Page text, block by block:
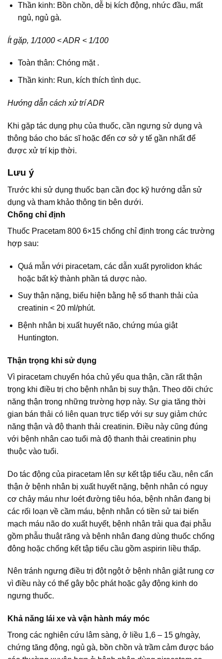
Thần kinh: Bồn chồn, dễ bị kích động, nhức đầu, mất
ngủ, ngủ gà.
Ít gặp, 1/1000 < ADR < 1/100
Toàn thân: Chóng mặt .
Thần kinh: Run, kích thích tình dục.
Hướng dẫn cách xử trí ADR
Khi gặp tác dụng phụ của thuốc, cần ngưng sử dụng và
thông báo cho bác sĩ hoặc đến cơ sở y tế gần nhất để
được xử trí kịp thời.
Lưu ý
Trước khi sử dụng thuốc bạn cần đọc kỹ hướng dẫn sử
dụng và tham khảo thông tin bên dưới.
Chống chỉ định
Thuốc Pracetam 800 6×15 chống chỉ định trong các trường
hợp sau:
Quá mẫn với piracetam, các dẫn xuất pyrolidon khác
hoặc bất kỳ thành phần tá dược nào.
Suy thận nặng, biểu hiện bằng hệ số thanh thải của
creatinin < 20 ml/phút.
Bệnh nhân bị xuất huyết não, chứng múa giật
Huntington.
Thận trọng khi sử dụng
Vì piracetam chuyển hóa chủ yếu qua thận, cần rất thận
trọng khi điều trị cho bệnh nhân bị suy thận. Theo dõi chức
năng thận trong những trường hợp này. Sự gia tăng thời
gian bán thải có liên quan trực tiếp với sự suy giảm chức
năng thận và độ thanh thải creatinin. Điều này cũng đúng
với bệnh nhân cao tuổi mà độ thanh thải creatinin phụ
thuộc vào tuổi.
Do tác động của piracetam lên sự kết tập tiểu cầu, nên cẩn
thận ở bệnh nhân bị xuất huyết nặng, bệnh nhân có nguy
cơ chảy máu như loét đường tiêu hóa, bệnh nhân đang bị
các rối loạn về cầm máu, bệnh nhân có tiền sử tai biến
mạch máu não do xuất huyết, bệnh nhân trải qua đại phẫu
gồm phẫu thuật răng và bệnh nhân đang dùng thuốc chống
đông hoặc chống kết tập tiểu cầu gồm aspirin liều thấp.
Nên tránh ngưng điều trị đột ngột ở bệnh nhân giật rung cơ
vì điều này có thể gây bộc phát hoặc gây động kinh do
ngưng thuốc.
Khả năng lái xe và vận hành máy móc
Trong các nghiên cứu lâm sàng, ở liều 1,6 – 15 g/ngày,
chứng tăng động, ngủ gà, bồn chồn và trầm cảm được báo